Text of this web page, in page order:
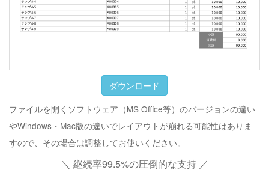
ダウンロード
ファイルを開くソフトウェア（MS Office等）のバージョンの違い
やWindows・Mac版の違いでレイアウトが崩れる可能性はありま
すので、その場合は調整してお使いください。
＼ 継続率99.5%の圧倒的な支持 ／